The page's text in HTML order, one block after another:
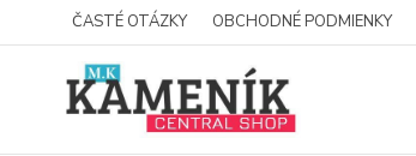
ČASTÉ OTÁZKY OBCHODNÉ PODMIENKY